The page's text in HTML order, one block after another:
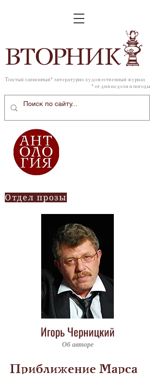
ВТОРНИК
Толстый зависимый* литературно-художественный журнал
* от дня недели и погоды
Отдел прозы
Игорь Черницкий
Об авторе
Приближение Марса